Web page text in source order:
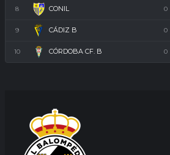
8 CONIL 0
9 CÁDIZ B 0
10 CÓRDOBA CF. B 0